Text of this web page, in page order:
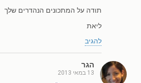
תודה על המתכונים הנהדרים שלך
ליאת
להגיב
הגר
13 במאי 2013